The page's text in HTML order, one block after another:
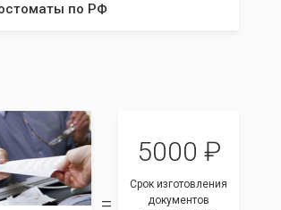
по РФ
5000 ₽
Срок изготовления
документов